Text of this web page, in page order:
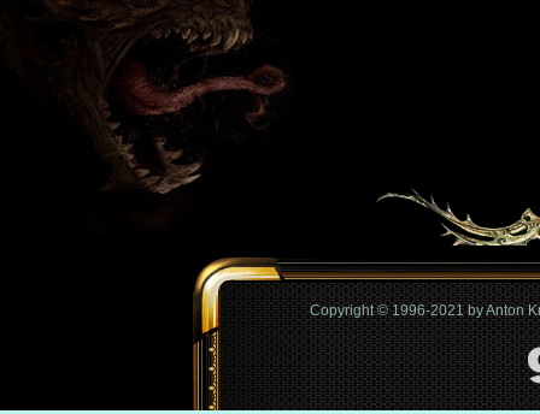
Copyright © 1996-2021 by Anton